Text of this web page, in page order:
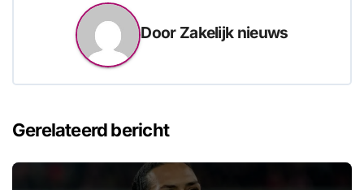
Door Zakelijk nieuws
Gerelateerd bericht